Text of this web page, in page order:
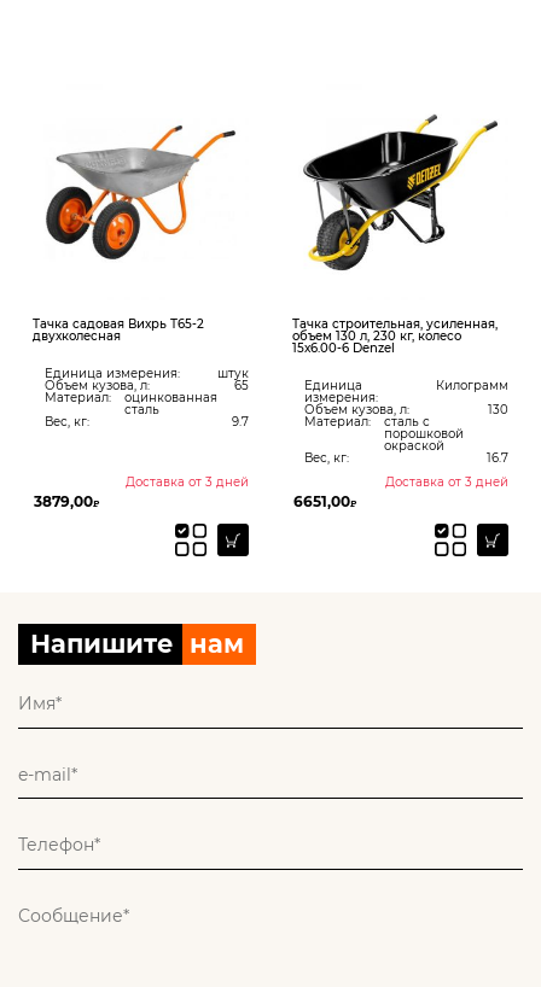
Тачка садовая Вихрь Т65-2
двухколесная
Единица измерения: штук
Объем кузова, л: 65
Материал: оцинкованная
сталь
Вес, кг: 9.7
Доставка от 3 дней
3879,00₽
Тачка строительная, усиленная,
объем 130 л, 230 кг, колесо
15х6.00-6 Denzel
Единица
измерения:
Килограмм
Объем кузова, л:
130
Материал: сталь с
порошковой
окраской
Вес, кг:
16.7
Доставка от 3 дней
6651,00₽
Напишите нам